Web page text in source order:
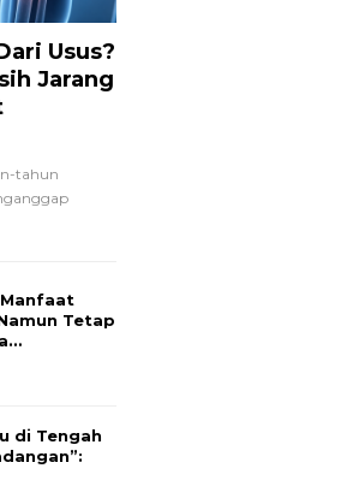
Usus?
Jarang
tahun
Tetap
di Tengah